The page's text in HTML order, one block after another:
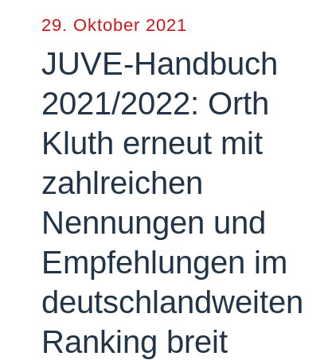
29. Oktober 2021
JUVE-Handbuch
2021/2022: Orth
Kluth erneut mit
zahlreichen
Nennungen und
Empfehlungen im
deutschlandweiten
Ranking breit